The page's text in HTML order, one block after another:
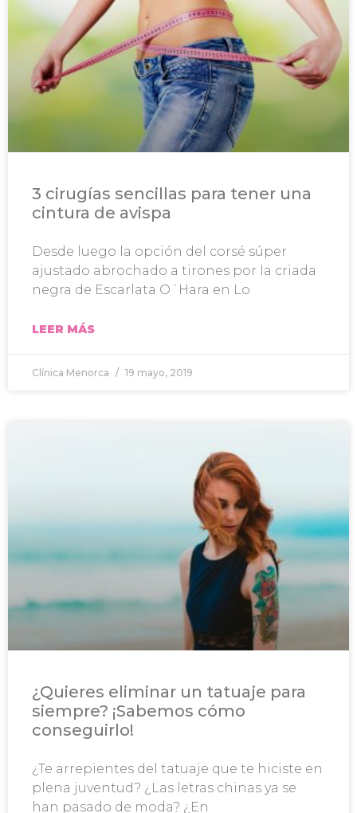
3 cirugías sencillas para tener una
cintura de avispa
Desde luego la opción del corsé súper
ajustado abrochado a tirones por la criada
negra de Escarlata O´Hara en Lo
LEER MÁS
Clínica Menorca 19 mayo, 2019
¿Quieres eliminar un tatuaje para
siempre? ¡Sabemos cómo
conseguirlo!
¿Te arrepientes del tatuaje que te hiciste en
plena juventud? ¿Las letras chinas ya se
han pasado de moda? ¿En